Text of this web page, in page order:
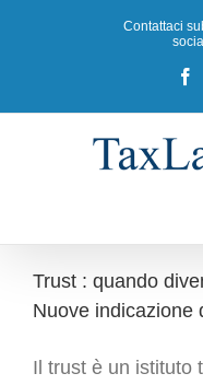
Contattaci
Trust : quando
Nuove indicazione
Il trust è un istituto